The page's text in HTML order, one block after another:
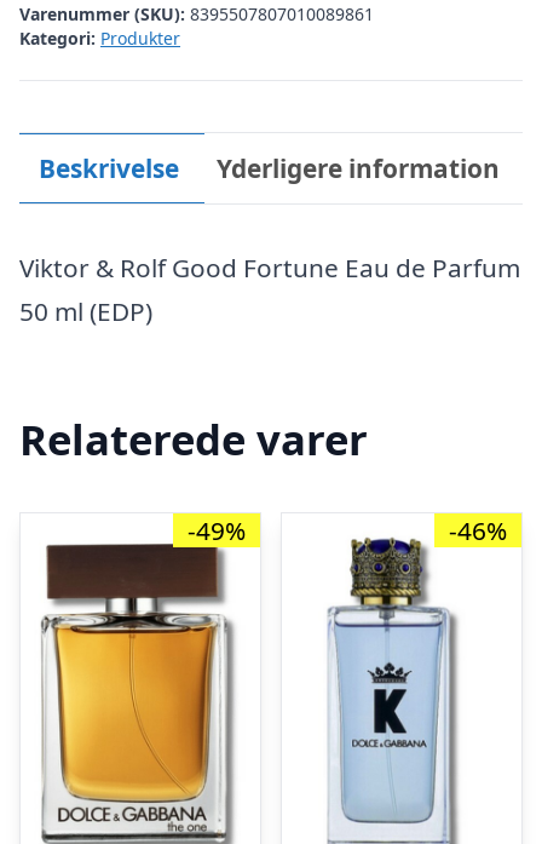
Varenummer (SKU): 8395507807010089861
Kategori: Produkter
Beskrivelse Yderligere information
Viktor & Rolf Good Fortune Eau de Parfum
50 ml (EDP)
Relaterede varer
-49% -46%